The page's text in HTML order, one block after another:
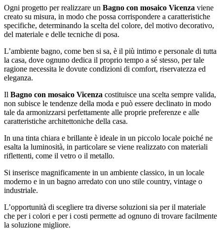
Ogni progetto per realizzare un Bagno con mosaico Vicenza viene
creato su misura, in modo che possa corrispondere a caratteristiche
specifiche, determinando la scelta del colore, del motivo decorativo,
del materiale e delle tecniche di posa.
L’ambiente bagno, come ben si sa, è il più intimo e personale di tutta
la casa, dove ognuno dedica il proprio tempo a sé stesso, per tale
ragione necessita le dovute condizioni di comfort, riservatezza ed
eleganza.
Il Bagno con mosaico Vicenza costituisce una scelta sempre valida,
non subisce le tendenze della moda e può essere declinato in modo
tale da armonizzarsi perfettamente alle proprie preferenze e alle
caratteristiche architettoniche della casa.
In una tinta chiara e brillante è ideale in un piccolo locale poiché ne
esalta la luminosità, in particolare se viene realizzato con materiali
riflettenti, come il vetro o il metallo.
Si inserisce magnificamente in un ambiente classico, in un locale
moderno e in un bagno arredato con uno stile country, vintage o
industriale.
L’opportunità di scegliere tra diverse soluzioni sia per il materiale
che per i colori e per i costi permette ad ognuno di trovare facilmente
la soluzione migliore.